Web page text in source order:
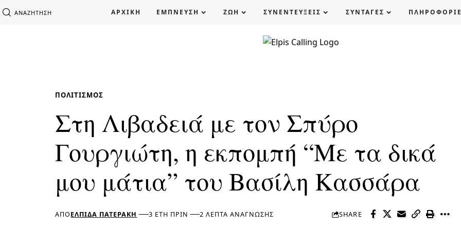
ΑΝΑΖΉΤΗΣΗ ΑΡΧΙΚΗ ΕΜΠΝΕΥΣΗ ΖΩΗ ΣΥΝΕΝΤΕΥΞΕΙΣ ΣΥΝΤΑΓΕΣ
ΠΟΛΙΤΙΣΜΌΣ
Στη Λιβαδειά με τον Σπύρο
Γουργιώτη, η εκπομπή “Με τα δικά
μου μάτια” του Βασίλη Κασσάρα
ΑΠΌΕΛΠΊΔΑ ΠΑΤΕΡΆΚΗ 3 ΈΤΗ ΠΡΙΝ 2 ΛΕΠΤΆ ΑΝΆΓΝΩΣΗΣ SHARE